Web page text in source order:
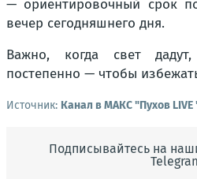
— ориентировочный срок
вечер сегодняшнего дня.
Важно, когда свет
постепенно — чтобы
Источник: Канал в МАКС "Пухов LIVE
Подписывайтесь на